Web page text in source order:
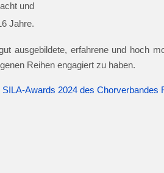
und
Jahre.
ausgebildete, erfahrene und hoch
Reihen engagiert zu haben.
SILA-Awards 2024 des Chorverbandes